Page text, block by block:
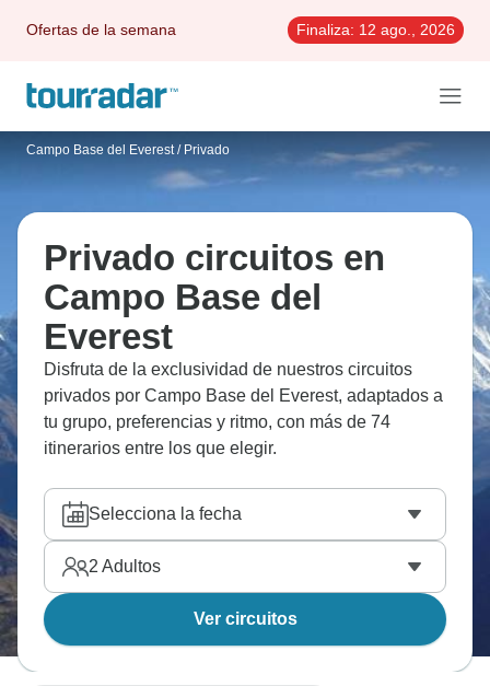
Ofertas de la semana Finaliza: 12 ago., 2026
Campo Base del Everest / Privado
Privado circuitos en
Campo Base del
Everest
Disfruta de la exclusividad de nuestros circuitos
privados por Campo Base del Everest, adaptados a
tu grupo, preferencias y ritmo, con más de 74
itinerarios entre los que elegir.
Selecciona la fecha
2 Adultos
Ver circuitos